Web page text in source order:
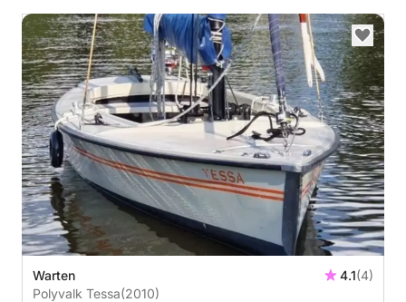
Warten 4.1(4)
Polyvalk Tessa(2010)